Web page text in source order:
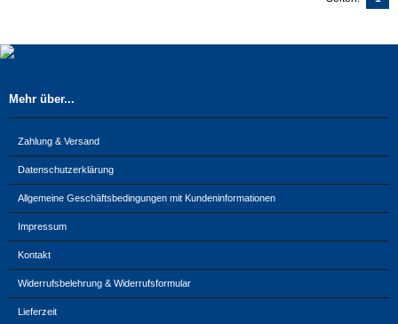
Mehr über...
Zahlung & Versand
Datenschutzerklärung
Allgemeine Geschäftsbedingungen mit Kundeninformationen
Impressum
Kontakt
Widerrufsbelehrung & Widerrufsformular
Lieferzeit